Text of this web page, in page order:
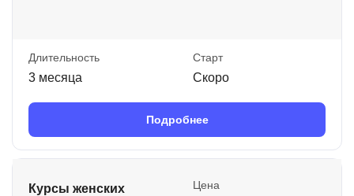
Длительность
3 месяца
Старт
Скоро
Подробнее
Курсы женских
Цена